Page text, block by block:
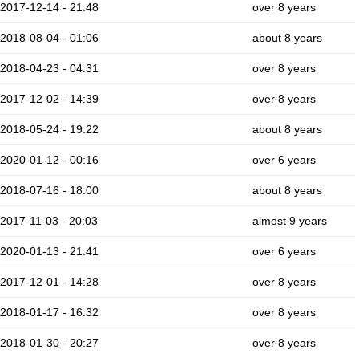
2017-12-14 - 21:48 over 8 years
2018-08-04 - 01:06 about 8 years
2018-04-23 - 04:31 over 8 years
2017-12-02 - 14:39 over 8 years
2018-05-24 - 19:22 about 8 years
2020-01-12 - 00:16 over 6 years
2018-07-16 - 18:00 about 8 years
2017-11-03 - 20:03 almost 9 years
2020-01-13 - 21:41 over 6 years
2017-12-01 - 14:28 over 8 years
2018-01-17 - 16:32 over 8 years
2018-01-30 - 20:27 over 8 years